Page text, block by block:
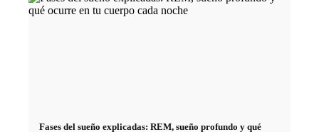
Fases del sueño explicadas: REM, sueño profundo y qué